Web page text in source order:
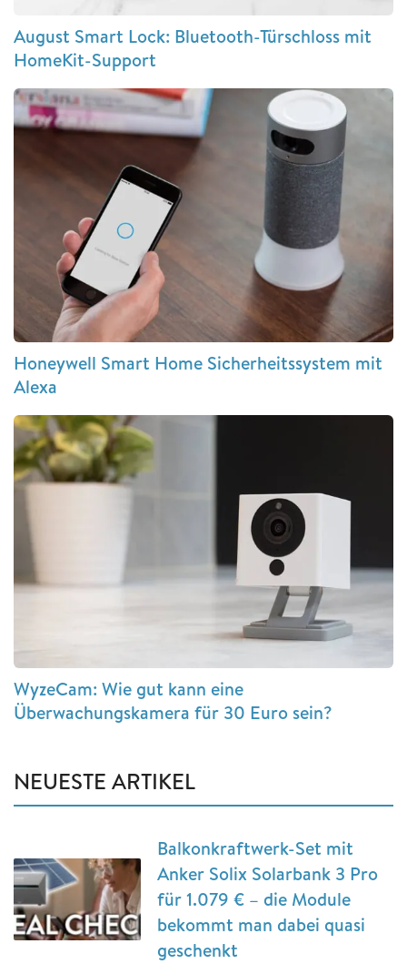
August Smart Lock: Bluetooth-Türschloss mit
HomeKit-Support
Honeywell Smart Home Sicherheitssystem mit
Alexa
WyzeCam: Wie gut kann eine
Überwachungskamera für 30 Euro sein?
NEUESTE ARTIKEL
Balkonkraftwerk-Set mit
Anker Solix Solarbank 3 Pro
für 1.079 € – die Module
bekommt man dabei quasi
geschenkt